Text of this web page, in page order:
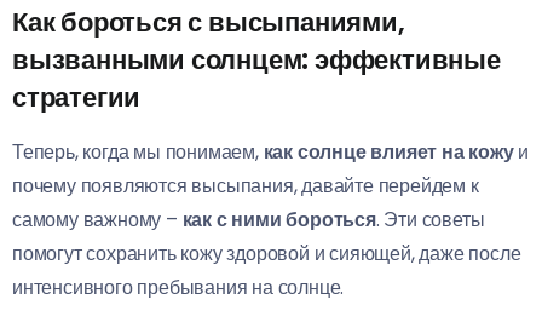
Как бороться с высыпаниями,
вызванными солнцем: эффективные
стратегии
Теперь, когда мы понимаем, как солнце влияет на кожуи
почему появляются высыпания, давайте перейдем к
самому важному – как с ними бороться. Эти советы
помогут сохранить кожу здоровой и сияющей, даже после
интенсивного пребывания на солнце.